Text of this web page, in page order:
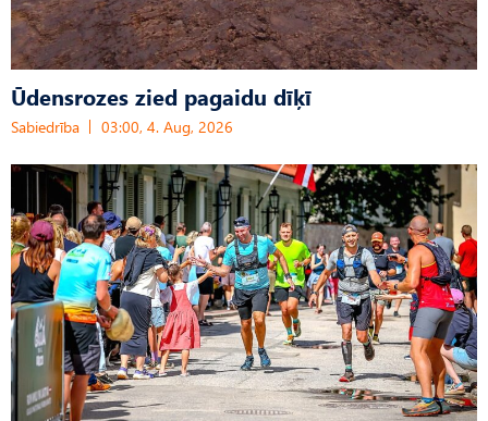
Ūdensrozes zied pagaidu dīķī
Sabiedrība 03:00, 4. Aug, 2026